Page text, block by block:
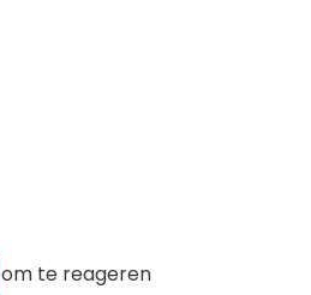
om te reageren